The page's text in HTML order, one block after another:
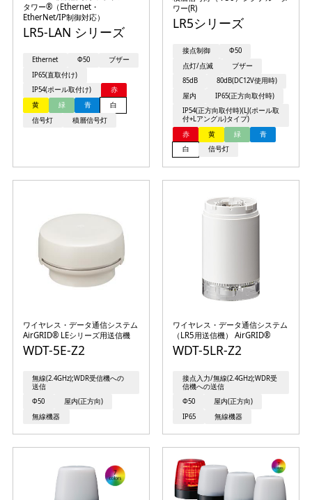
タワー®（Ethernet・
EtherNet/IP制御対応）
LR5-LAN シリーズ
Ethernet Φ50
ブザー
IP65(直取付け)
IP54(ポール取付け)
赤
黄
緑 青
白
信号灯
積層信号灯
ワー(R)
LR5シリーズ
接点制御
Φ50
点灯/点滅
ブザー
85dB
80dB(DC12V使用時)
屋内
IP65(正方向取付時)
IP54(正方向取付時)(LJ(ポール取
付+Lアングル)タイプ)
赤
黄 緑
青
白
信号灯
ワイヤレス・データ通信システム
AirGRID® LEシリーズ用送信機
WDT-5E-Z2
無線(2.4GHz);WDR受信機への
送信
Φ50
屋内(正方向)
無線機器
ワイヤレス・データ通信システム
（LR5用送信機） AirGRID®
WDT-5LR-Z2
接点入力/無線(2.4GHz);WDR受
信機への送信
Φ50
屋内(正方向)
IP65
無線機器